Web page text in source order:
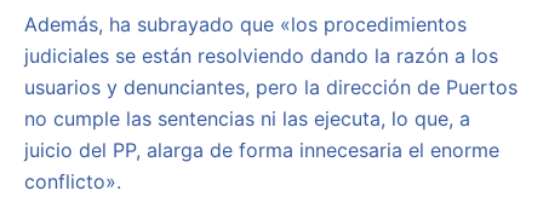
Además, ha subrayado que «los procedimientos
judiciales se están resolviendo dando la razón a los
usuarios y denunciantes, pero la dirección de Puertos
no cumple las sentencias ni las ejecuta, lo que, a
juicio del PP, alarga de forma innecesaria el enorme
conflicto».